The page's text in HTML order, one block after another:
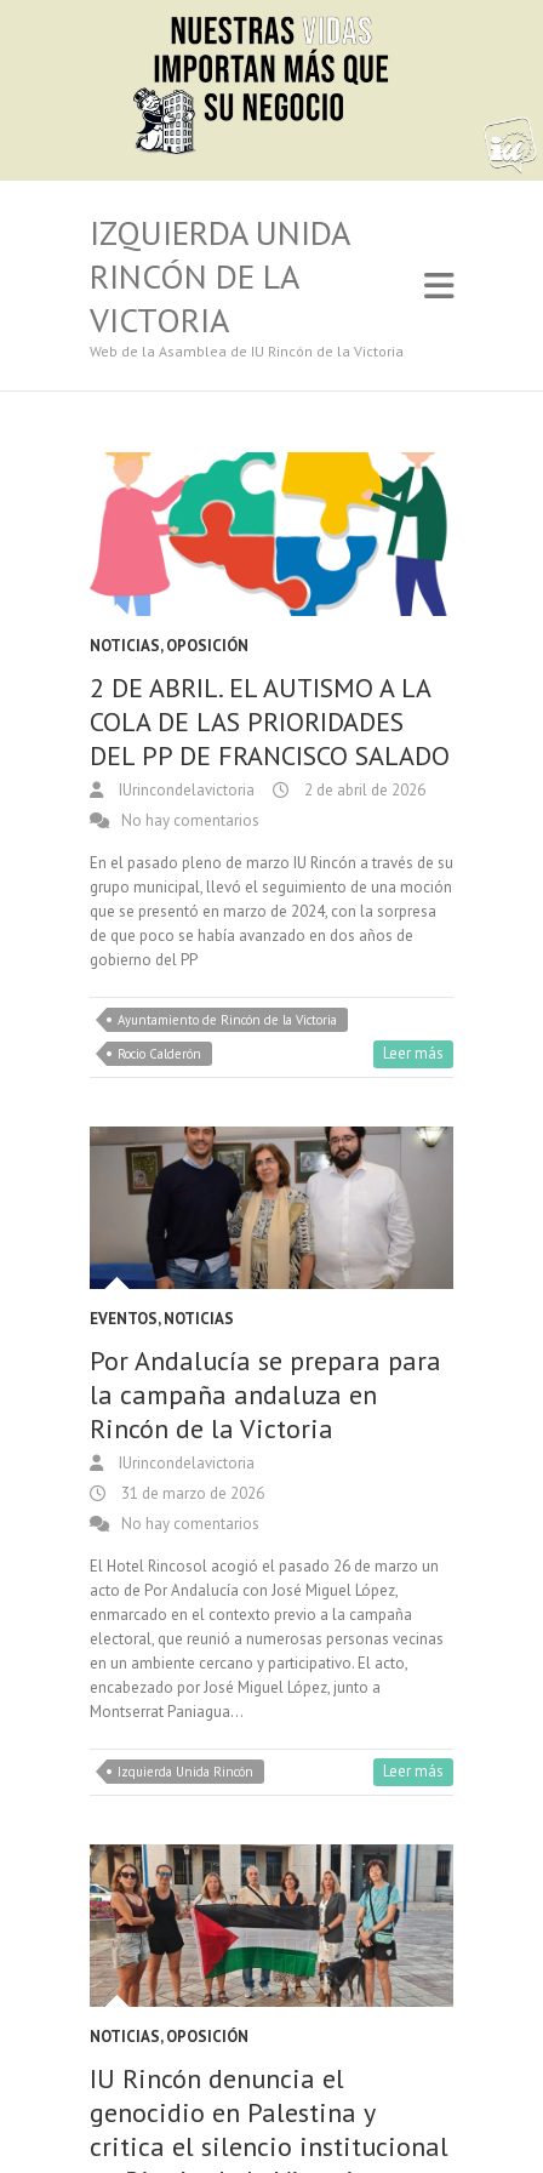
IZQUIERDA UNIDA
RINCÓN DE LA
VICTORIA
Web de la Asamblea de IU Rincón de la Victoria
NOTICIAS,OPOSICIÓN
2 DE ABRIL. EL AUTISMO A LA
COLA DE LAS PRIORIDADES
DEL PP DE FRANCISCO SALADO
IUrincondelavictoria
2 de abril de 2026
No hay comentarios
En el pasado pleno de marzo IU Rincón a través de su
grupo municipal, llevó el seguimiento de una moción
que se presentó en marzo de 2024, con la sorpresa
de que poco se había avanzado en dos años de
gobierno del PP
Ayuntamiento de Rincón de la Victoria
Rocio Calderón
Leer más
EVENTOS,NOTICIAS
Por Andalucía se prepara para
la campaña andaluza en
Rincón de la Victoria
IUrincondelavictoria
31 de marzo de 2026
No hay comentarios
El Hotel Rincosol acogió el pasado 26 de marzo un
acto de Por Andalucía con José Miguel López,
enmarcado en el contexto previo a la campaña
electoral, que reunió a numerosas personas vecinas
en un ambiente cercano y participativo. El acto,
encabezado por José Miguel López, junto a
Montserrat Paniagua…
Izquierda Unida Rincón Leer más
NOTICIAS,OPOSICIÓN
IU Rincón denuncia el
genocidio en Palestina y
critica el silencio institucional